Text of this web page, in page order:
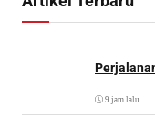
9 jam lalu